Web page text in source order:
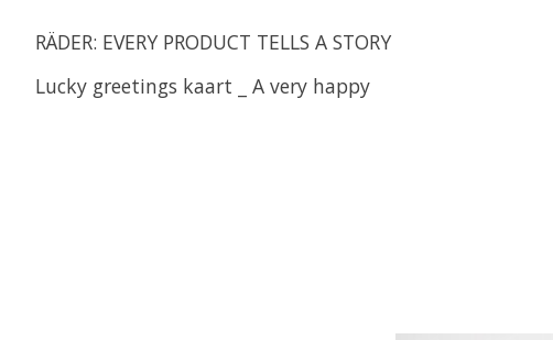
RÄDER: EVERY PRODUCT TELLS A STORY
Lucky greetings kaart _ A very happy